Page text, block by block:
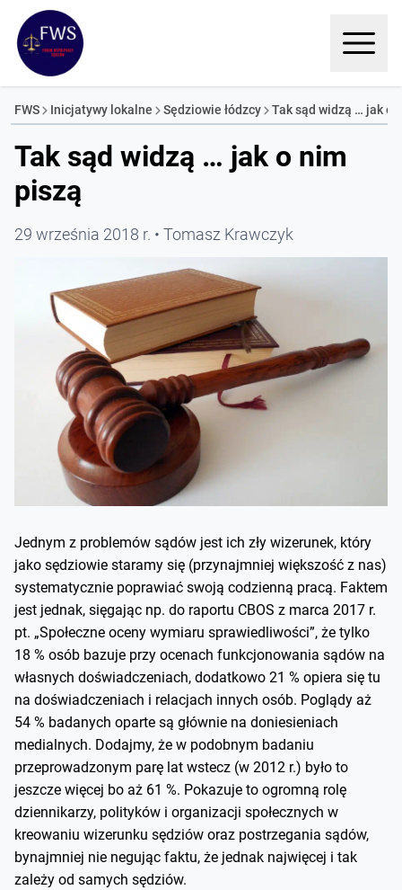
FWS Inicjatywy lokalne Sędziowie łódzcy Tak sąd widzą … jak
Tak sąd widzą … jak o nim
piszą
29 września 2018 r. Tomasz Krawczyk
Jednym z problemów sądów jest ich zły wizerunek, który
jako sędziowie staramy się (przynajmniej większość z nas)
systematycznie poprawiać swoją codzienną pracą. Faktem
jest jednak, sięgając np. do raportu CBOS z marca 2017 r.
pt. „Społeczne oceny wymiaru sprawiedliwości”, że tylko
18 % osób bazuje przy ocenach funkcjonowania sądów na
własnych doświadczeniach, dodatkowo 21 % opiera się tu
na doświadczeniach i relacjach innych osób. Poglądy aż
54 % badanych oparte są głównie na doniesieniach
medialnych. Dodajmy, że w podobnym badaniu
przeprowadzonym parę lat wstecz (w 2012 r.) było to
jeszcze więcej bo aż 61 %. Pokazuje to ogromną rolę
dziennikarzy, polityków i organizacji społecznych w
kreowaniu wizerunku sędziów oraz postrzegania sądów,
bynajmniej nie negując faktu, że jednak najwięcej i tak
zależy od samych sędziów.